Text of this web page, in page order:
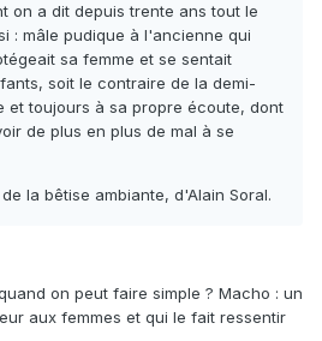
on a dit depuis trente ans tout le
: mâle pudique à l'ancienne qui
sa femme et se sentait
soit le contraire de la demi-
et toujours à sa propre écoute, dont
de plus en plus de mal à se
la bêtise ambiante, d'Alain Soral.
on peut faire simple ? Macho : un
aux femmes et qui le fait ressentir